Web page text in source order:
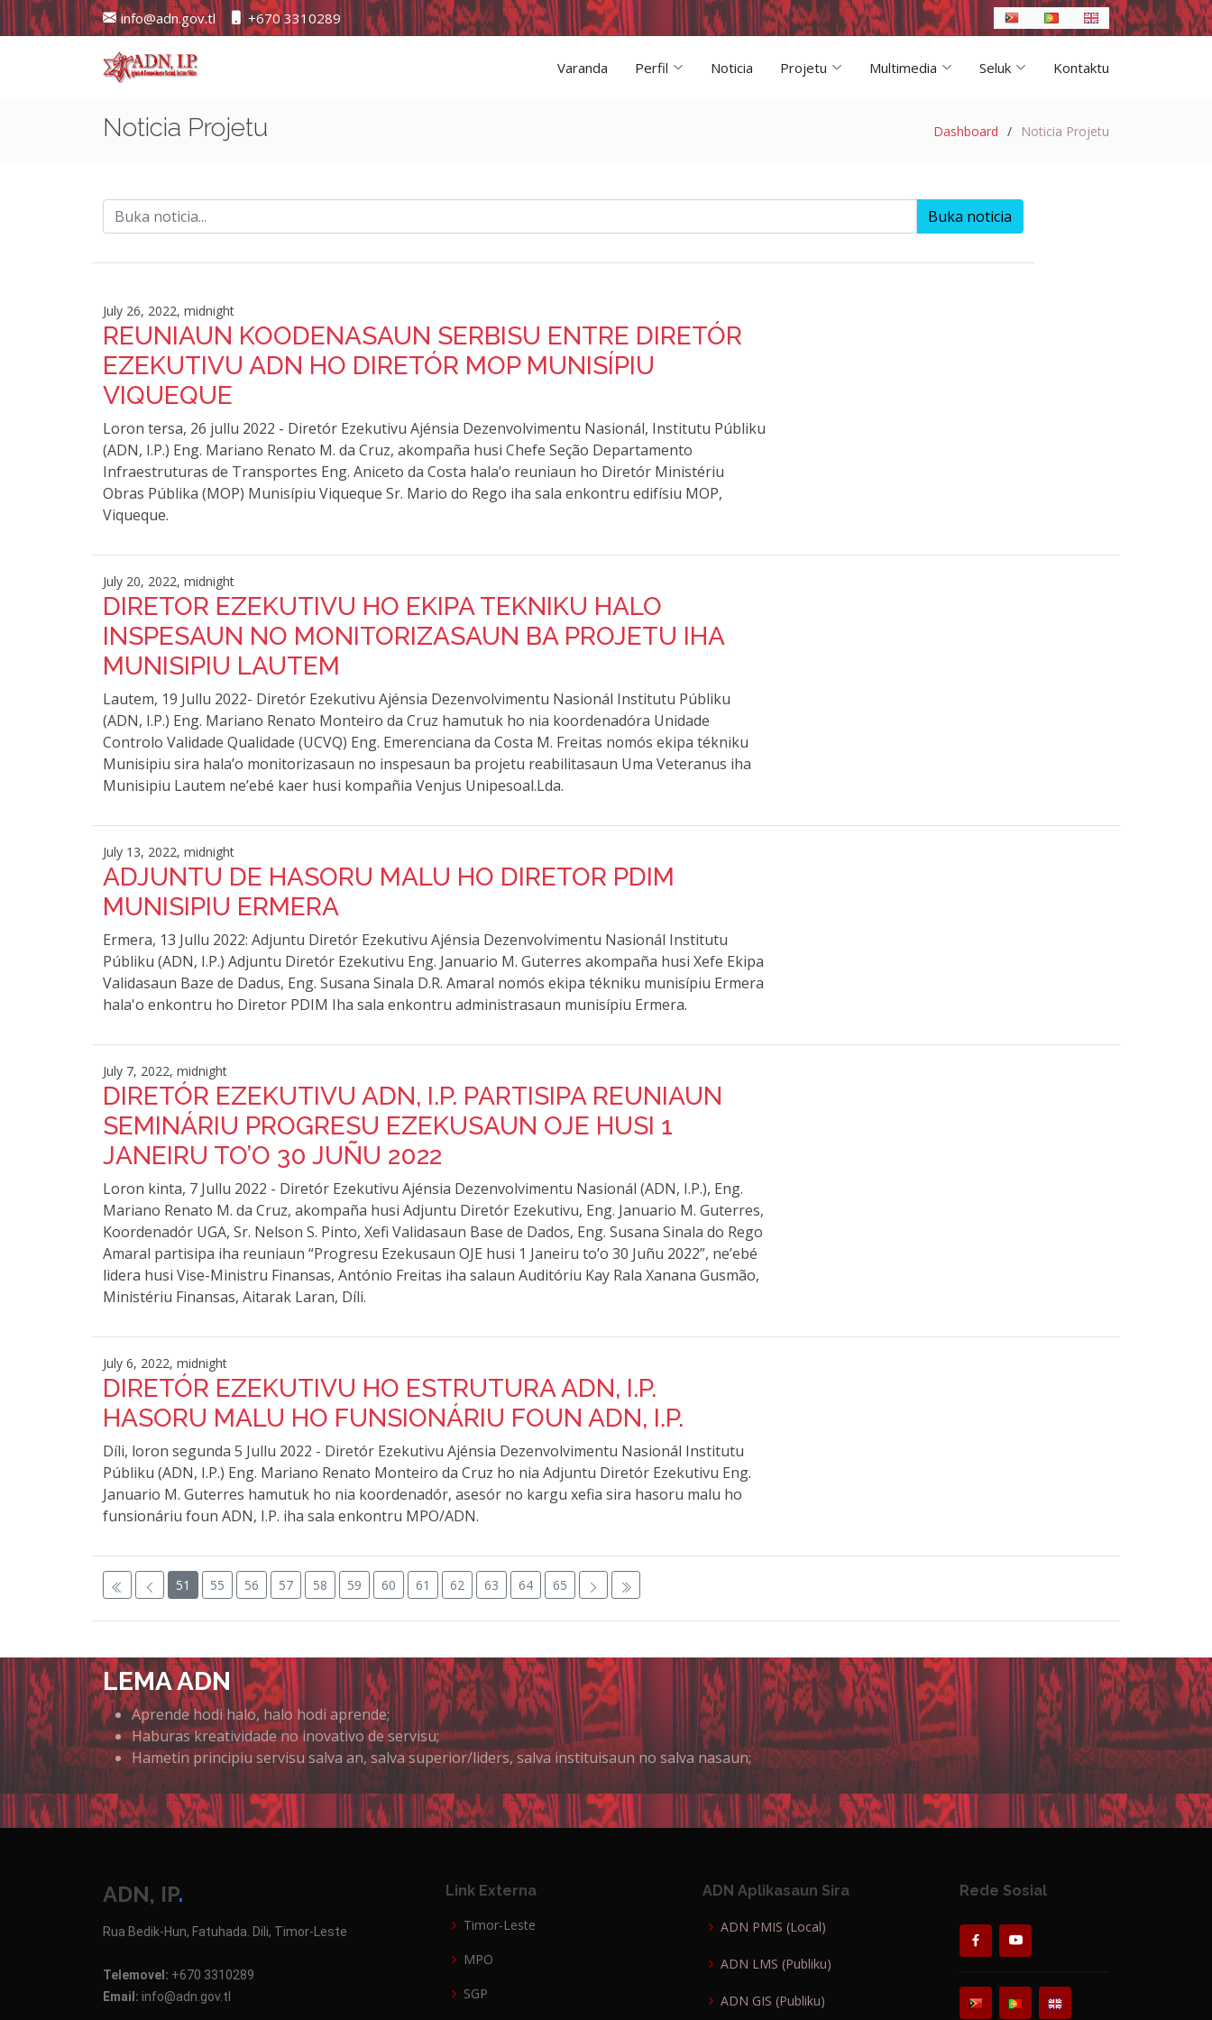
info@adn.gov.tl +670 3310289
Varanda Perfil Noticia Projetu Multimedia Seluk Kontaktu
Noticia Projetu Dashboard Noticia Projetu
Buka noticia
July 26, 2022, midnight
REUNIAUN KOODENASAUN SERBISU ENTRE DIRETÓR
EZEKUTIVU ADN HO DIRETÓR MOP MUNISÍPIU
VIQUEQUE
Loron tersa, 26 jullu 2022 - Diretór Ezekutivu Ajénsia Dezenvolvimentu Nasionál, Institutu Públiku
(ADN, I.P.) Eng. Mariano Renato M. da Cruz, akompaña husi Chefe Seção Departamento
Infraestruturas de Transportes Eng. Aniceto da Costa hala’o reuniaun ho Diretór Ministériu
Obras Públika (MOP) Munisípiu Viqueque Sr. Mario do Rego iha sala enkontru edifísiu MOP,
Viqueque.
July 20, 2022, midnight
DIRETOR EZEKUTIVU HO EKIPA TEKNIKU HALO
INSPESAUN NO MONITORIZASAUN BA PROJETU IHA
MUNISIPIU LAUTEM
Lautem, 19 Jullu 2022- Diretór Ezekutivu Ajénsia Dezenvolvimentu Nasionál Institutu Públiku
(ADN, I.P.) Eng. Mariano Renato Monteiro da Cruz hamutuk ho nia koordenadóra Unidade
Controlo Validade Qualidade (UCVQ) Eng. Emerenciana da Costa M. Freitas nomós ekipa tékniku
Munisipiu sira hala’o monitorizasaun no inspesaun ba projetu reabilitasaun Uma Veteranus iha
Munisipiu Lautem ne’ebé kaer husi kompañia Venjus Unipesoal.Lda.
July 13, 2022, midnight
ADJUNTU DE HASORU MALU HO DIRETOR PDIM
MUNISIPIU ERMERA
Ermera, 13 Jullu 2022: Adjuntu Diretór Ezekutivu Ajénsia Dezenvolvimentu Nasionál Institutu
Públiku (ADN, I.P.) Adjuntu Diretór Ezekutivu Eng. Januario M. Guterres akompaña husi Xefe Ekipa
Validasaun Baze de Dadus, Eng. Susana Sinala D.R. Amaral nomós ekipa tékniku munisípiu Ermera
hala'o enkontru ho Diretor PDIM Iha sala enkontru administrasaun munisípiu Ermera.
July 7, 2022, midnight
DIRETÓR EZEKUTIVU ADN, I.P. PARTISIPA REUNIAUN
SEMINÁRIU PROGRESU EZEKUSAUN OJE HUSI 1
JANEIRU TO’O 30 JUÑU 2022
Loron kinta, 7 Jullu 2022 - Diretór Ezekutivu Ajénsia Dezenvolvimentu Nasionál (ADN, I.P.), Eng.
Mariano Renato M. da Cruz, akompaña husi Adjuntu Diretór Ezekutivu, Eng. Januario M. Guterres,
Koordenadór UGA, Sr. Nelson S. Pinto, Xefi Validasaun Base de Dados, Eng. Susana Sinala do Rego
Amaral partisipa iha reuniaun “Progresu Ezekusaun OJE husi 1 Janeiru to’o 30 Juñu 2022”, ne’ebé
lidera husi Vise-Ministru Finansas, António Freitas iha salaun Auditóriu Kay Rala Xanana Gusmão,
Ministériu Finansas, Aitarak Laran, Díli.
July 6, 2022, midnight
DIRETÓR EZEKUTIVU HO ESTRUTURA ADN, I.P.
HASORU MALU HO FUNSIONÁRIU FOUN ADN, I.P.
Díli, loron segunda 5 Jullu 2022 - Diretór Ezekutivu Ajénsia Dezenvolvimentu Nasionál Institutu
Públiku (ADN, I.P.) Eng. Mariano Renato Monteiro da Cruz ho nia Adjuntu Diretór Ezekutivu Eng.
Januario M. Guterres hamutuk ho nia koordenadór, asesór no kargu xefia sira hasoru malu ho
funsionáriu foun ADN, I.P. iha sala enkontru MPO/ADN.
51 55 56 57 58 59 60 61 62 63 64 65
LEMA ADN
Aprende hodi halo, halo hodi aprende;
Haburas kreatividade no inovativo de servisu;
Hametin principiu servisu salva an, salva superior/liders, salva instituisaun no salva nasaun;
ADN, IP.
Rua Bedik-Hun, Fatuhada. Dili, Timor-Leste
Telemovel: +670 3310289
Email: info@adn.gov.tl
Link Externa
Timor-Leste
MPO
SGP
ADN Aplikasaun Sira
ADN PMIS (Local)
ADN LMS (Publiku)
ADN GIS (Publiku)
Rede Sosial